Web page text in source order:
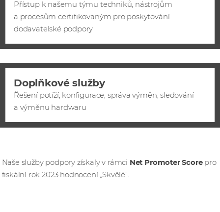
Přístup k našemu týmu techniků, nástrojům
a procesům certifikovaným pro poskytování
dodavatelské podpory
Doplňkové služby
Řešení potíží, konfigurace, správa výměn, sledování
a výměnu hardwaru
Naše služby podpory získaly v rámci Net Promoter Score pro
fiskální rok 2023 hodnocení „Skvělé“.